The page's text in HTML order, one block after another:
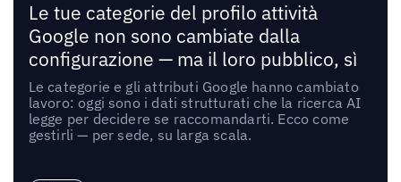
Le tue categorie del profilo attività
Google non sono cambiate dalla
configurazione — ma il loro pubblico, sì
Le categorie e gli attributi Google hanno cambiato
lavoro: oggi sono i dati strutturati che la ricerca AI
legge per decidere se raccomandarti. Ecco come
gestirli — per sede, su larga scala.